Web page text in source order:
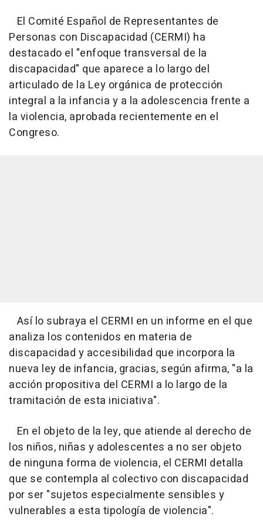
El Comité Español de Representantes de
Personas con Discapacidad (CERMI) ha
destacado el "enfoque transversal de la
discapacidad" que aparece a lo largo del
articulado de la Ley orgánica de protección
integral a la infancia y a la adolescencia frente a
la violencia, aprobada recientemente en el
Congreso.
Así lo subraya el CERMI en un informe en el que
analiza los contenidos en materia de
discapacidad y accesibilidad que incorpora la
nueva ley de infancia, gracias, según afirma, "a la
acción propositiva del CERMI a lo largo de la
tramitación de esta iniciativa".
En el objeto de la ley, que atiende al derecho de
los niños, niñas y adolescentes a no ser objeto
de ninguna forma de violencia, el CERMI detalla
que se contempla al colectivo con discapacidad
por ser "sujetos especialmente sensibles y
vulnerables a esta tipología de violencia".